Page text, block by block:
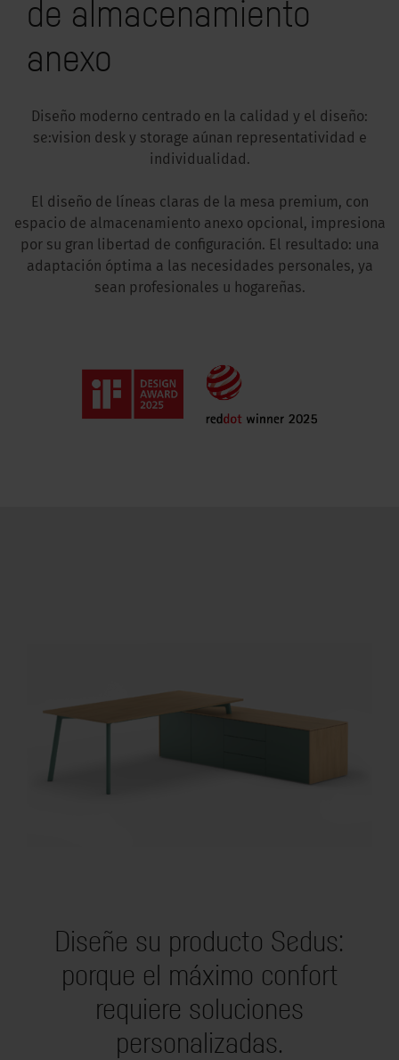
de almacenamiento
anexo
Diseño moderno centrado en la calidad y el diseño:
se:vision desk y storage aúnan representatividad e
individualidad.
El diseño de líneas claras de la mesa premium, con
espacio de almacenamiento anexo opcional, impresiona
por su gran libertad de configuración. El resultado: una
adaptación óptima a las necesidades personales, ya
sean profesionales u hogareñas.
Diseñe su producto Sedus:
porque el máximo confort
requiere soluciones
personalizadas.